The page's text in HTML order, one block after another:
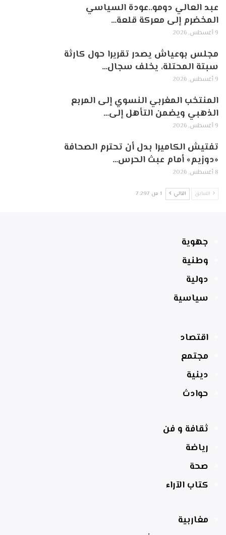
عبد العالي دومو..عودة السياسي
المخضرم إلى معركة قلعة…
9 أغسطس, 2026
مجلس بوعياش يصدر تقريرا حول كارثة
سبتة المحتلة، يخلف سجال…
9 أغسطس, 2026
المنتخب المغربي النسوي إلى المربع
الذهبي ويضمن التأهل إلى…
9 أغسطس, 2026
تفتيش الكاميرا بدل أن تحترم الصحافة
«دوزيم» أمام عبث الحرس…
8 أغسطس, 2026
السابق التالي 1 من 7٬297
جهوية
وطنية
دولية
سياسية
اقتصاد
مجتمع
دينية
حوادث
ثقافة و فن
رياضة
صحة
كتاب الآراء
مغاربية